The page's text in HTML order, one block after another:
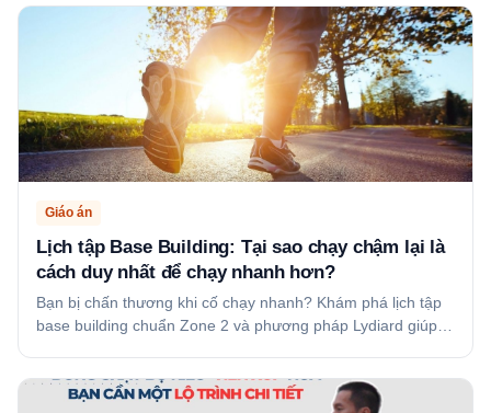
Giáo án
Lịch tập Base Building: Tại sao chạy chậm lại là
cách duy nhất để chạy nhanh hơn?
Bạn bị chấn thương khi cố chạy nhanh? Khám phá lịch tập
base building chuẩn Zone 2 và phương pháp Lydiard giúp…